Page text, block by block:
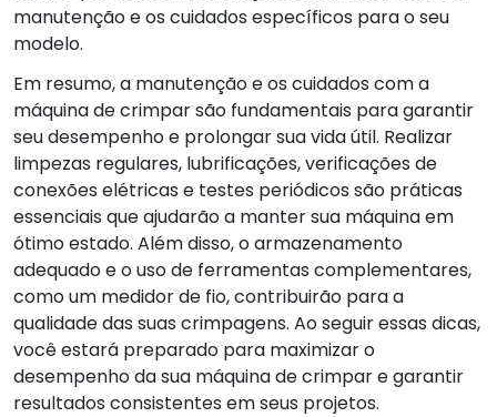
manutenção e os cuidados específicos para o seu
modelo.
Em resumo, a manutenção e os cuidados com a
máquina de crimpar são fundamentais para garantir
seu desempenho e prolongar sua vida útil. Realizar
limpezas regulares, lubrificações, verificações de
conexões elétricas e testes periódicos são práticas
essenciais que ajudarão a manter sua máquina em
ótimo estado. Além disso, o armazenamento
adequado e o uso de ferramentas complementares,
como um medidor de fio, contribuirão para a
qualidade das suas crimpagens. Ao seguir essas dicas,
você estará preparado para maximizar o
desempenho da sua máquina de crimpar e garantir
resultados consistentes em seus projetos.